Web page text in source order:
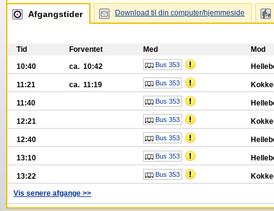
Afgangstider Download til din computer/hjemmeside
Tid Forventet Med
Mod
10:40
ca. 10:42 Bus 353
11:21 ca. 11:19 Bus 353
11:40 Bus 353
12:21 Bus 353
12:40 Bus 353
13:10 Bus 353
13:22 Bus 353
Vis senere afgange >>